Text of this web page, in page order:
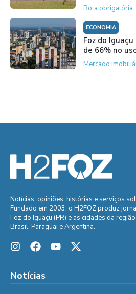
Rota obrigatória
ECONOMIA
Foz do
de 66% no
Mercado
Notícias, opiniões, histórias e serviços
Fundado em 2003, o H2FOZ produz
Foz do Iguaçu (PR) e as cidades da
Brasil, Paraguai e Argentina.
Notícias